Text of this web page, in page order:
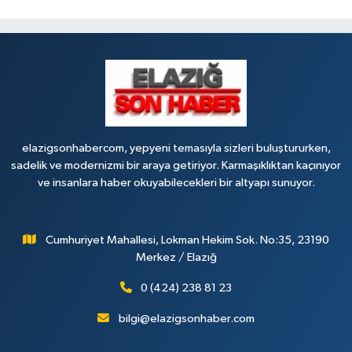
elazigsonhabercom, yepyeni temasıyla sizleri buluştururken,
sadelik ve modernizmi bir araya getiriyor. Karmaşıklıktan kaçınıyor
ve insanlara haber okuyabilecekleri bir altyapı sunuyor.
Cumhuriyet Mahallesi, Lokman Hekim Sok. No:35, 23190
Merkez / Elazığ
0 (424) 238 81 23
bilgi@elazigsonhaber.com